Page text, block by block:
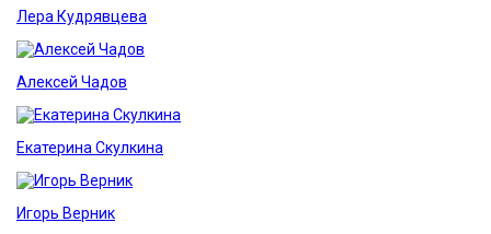
Лера Кудрявцева
Алексей Чадов
Екатерина Скулкина
Игорь Верник